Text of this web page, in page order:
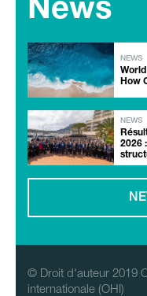
News
NEWS
How
NEWS
2026
© Droit d'auteur 2019
internationale (OHI)